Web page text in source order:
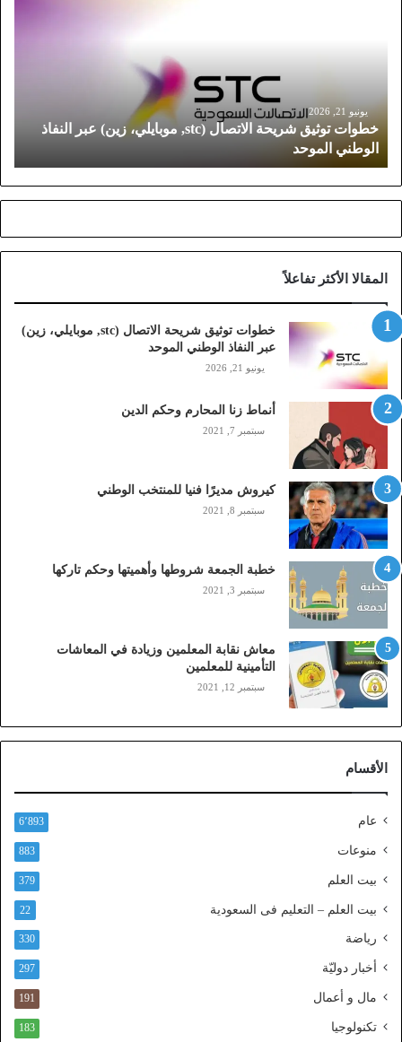
ث
ش
ر
ي
ل
ا
ت
ص
ل
(
s
,
م
و
ب
ا
ي
ل
ي
ز
ي
ن
)
ا
ل
ف
ا
ا
ط
ا
م
يونيو 21, 2026
خطوات توثيق شريحة الاتصال (stc, موبايلي، زين) عبر النفاذ
الوطني الموحد
المقالا الأكثر تفاعلاً
خطوات توثيق شريحة الاتصال (stc, موبايلي، زين)
عبر النفاذ الوطني الموحد
يونيو 21, 2026
أنماط زنا المحارم وحكم الدين
سبتمبر 7, 2021
كيروش مديرًا فنيا للمنتخب الوطني
سبتمبر 8, 2021
خطبة الجمعة شروطها وأهميتها وحكم تاركها
سبتمبر 3, 2021
معاش نقابة المعلمين وزيادة في المعاشات
التأمينية للمعلمين
سبتمبر 12, 2021
الأقسام
عام 6٬893
منوعات 883
بيت العلم 379
بيت العلم – التعليم فى السعودية 22
رياضة 330
أخبار دوليّة 297
مال و أعمال 191
تكنولوجيا 183